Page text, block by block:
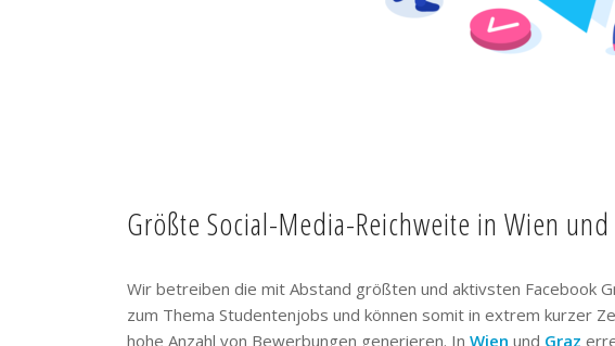
Größte Social-Media-Reichweite in Wien und
Wir betreiben die mit Abstand größten und aktivsten Facebook
zum Thema Studentenjobs und können somit in extrem kurzer
hohe Anzahl von Bewerbungen generieren. InWien und Graz